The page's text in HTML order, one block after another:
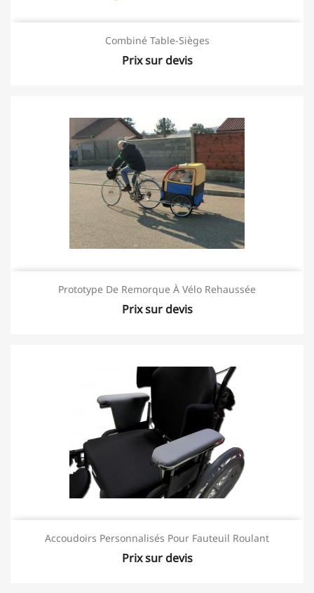
Combiné Table-Sièges
Prix sur devis
Prototype De Remorque À Vélo Rehaussée
Prix sur devis
Accoudoirs Personnalisés Pour Fauteuil Roulant
Prix sur devis